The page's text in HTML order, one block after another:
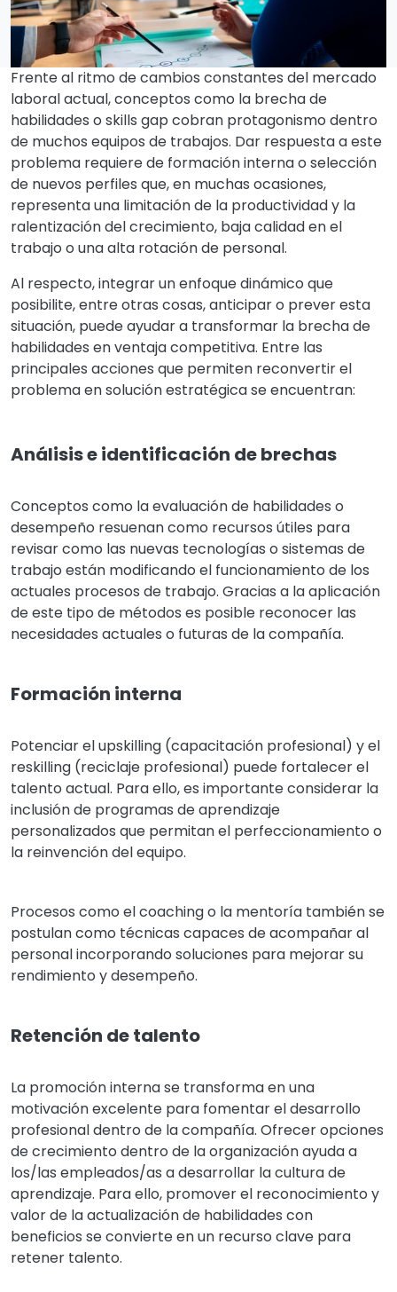
Frente al ritmo de cambios constantes del mercado
laboral actual, conceptos como la brecha de
habilidades o skills gap cobran protagonismo dentro
de muchos equipos de trabajos. Dar respuesta a este
problema requiere de formación interna o selección
de nuevos perfiles que, en muchas ocasiones,
representa una limitación de la productividad y la
ralentización del crecimiento, baja calidad en el
trabajo o una alta rotación de personal.
Al respecto, integrar un enfoque dinámico que
posibilite, entre otras cosas, anticipar o prever esta
situación, puede ayudar a transformar la brecha de
habilidades en ventaja competitiva. Entre las
principales acciones que permiten reconvertir el
problema en solución estratégica se encuentran:
Análisis e identificación de brechas
Conceptos como la evaluación de habilidades o
desempeño resuenan como recursos útiles para
revisar como las nuevas tecnologías o sistemas de
trabajo están modificando el funcionamiento de los
actuales procesos de trabajo. Gracias a la aplicación
de este tipo de métodos es posible reconocer las
necesidades actuales o futuras de la compañía.
Formación interna
Potenciar el upskilling (capacitación profesional) y el
reskilling (reciclaje profesional) puede fortalecer el
talento actual. Para ello, es importante considerar la
inclusión de programas de aprendizaje
personalizados que permitan el perfeccionamiento o
la reinvención del equipo.
Procesos como el coaching o la mentoría también se
postulan como técnicas capaces de acompañar al
personal incorporando soluciones para mejorar su
rendimiento y desempeño.
Retención de talento
La promoción interna se transforma en una
motivación excelente para fomentar el desarrollo
profesional dentro de la compañía. Ofrecer opciones
de crecimiento dentro de la organización ayuda a
los/las empleados/as a desarrollar la cultura de
aprendizaje. Para ello, promover el reconocimiento y
valor de la actualización de habilidades con
beneficios se convierte en un recurso clave para
retener talento.